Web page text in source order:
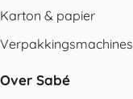
Karton & papier
Verpakkingsmachines
Over Sabé